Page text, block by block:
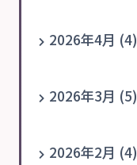
2026年4月 (4)
2026年3月 (5)
2026年2月 (4)